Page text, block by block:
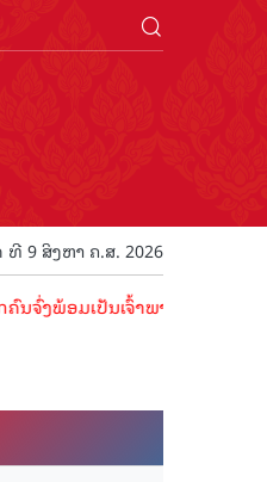
9 ສິງຫາ ຄ.ສ. 2026
ເປັນເຈົ້າພາບທີ່ດີ ຕ້ອນຮັບນັກທ່ອ